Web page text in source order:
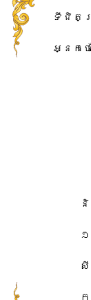
ទី​ជិត​ត្
អ្នកច